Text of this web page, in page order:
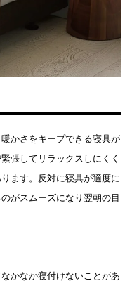
かさをキープできる寝具が
張してリラックスしにくく
ます。反対に寝具が適度に
がスムーズになり翌朝の目
かなか寝付けないことがあ